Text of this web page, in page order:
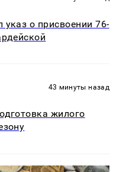
о присвоении 76-
43 минуты назад
жилого